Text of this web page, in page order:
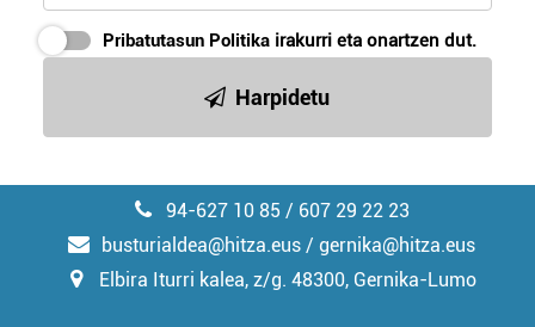
Pribatutasun Politika irakurri eta onartzen dut.
Harpidetu
94-627 10 85 / 607 29 22 23
busturialdea@hitza.eus / gernika@hitza.eus
Elbira Iturri kalea, z/g. 48300, Gernika-Lumo